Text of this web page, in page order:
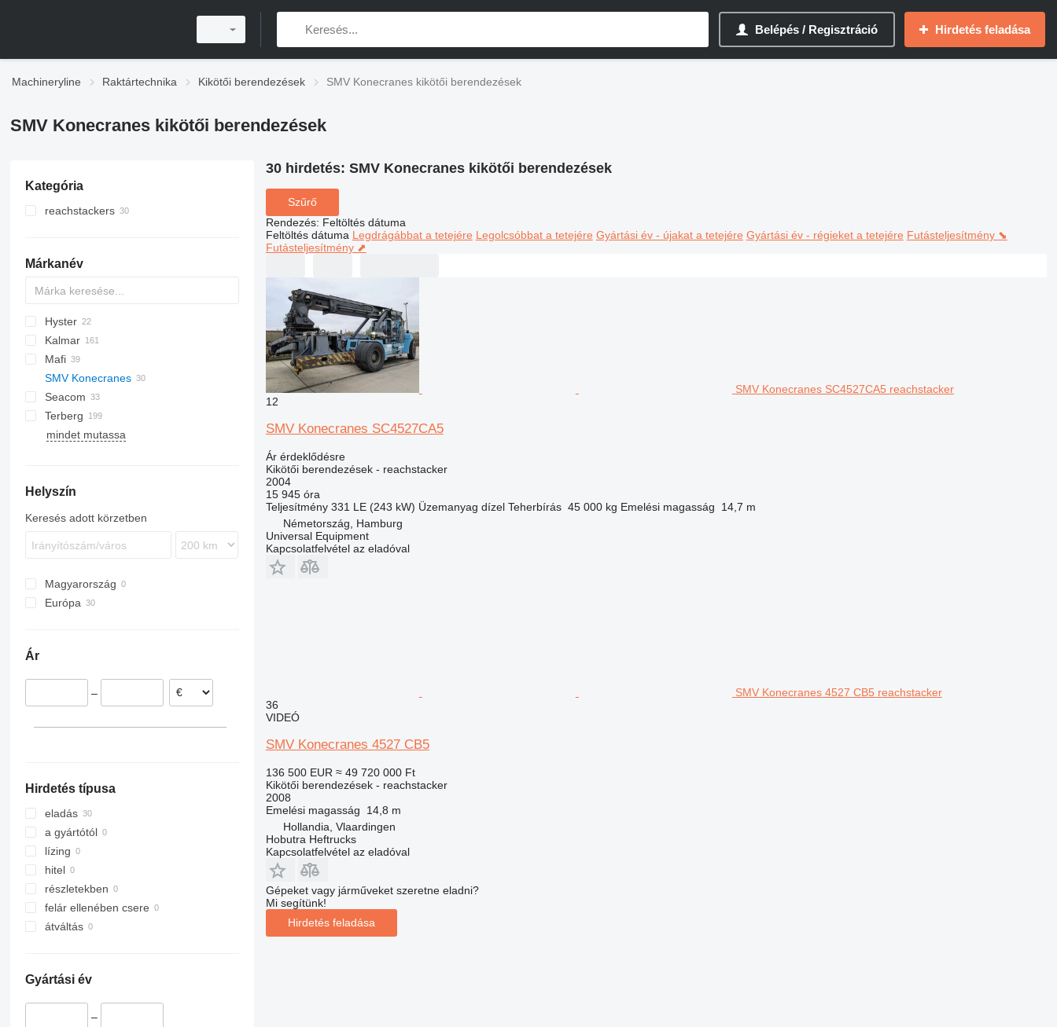
Belépés / Regisztráció Hirdetés feladása
Machineryline Raktártechnika Kikötői berendezések SMV Konecranes kikötői berendezések
SMV Konecranes kikötői berendezések
Kategória
reachstackers
Márkanév
HT
F378
F478
F481
F500
CS
HMK
Hyster
RS
Kalmar
DRD
DRF
DRG
RTD
TR
SMV
Mafi
MT
R-series
T-series
200
ML1812R
RM
SMV Konecranes
4632 TC5
SC
SC4531
SMV
SRSC
Seacom
RT
UT
E-series
TR
FM
Terberg
BC
YT
TFC
mindet mutassa
Helyszín
Keresés adott körzetben
Magyarország
Európa
Németország
Ár
–
Hirdetés típusa
eladás
a gyártótól
lízing
hitel
részletekben
felár ellenében csere
átváltás
Gyártási év
–
30 hirdetés: SMV Konecranes kikötői berendezések
Szűrő
Rendezés: Feltöltés dátuma
Feltöltés dátuma Legdrágábbat a tetejére Legolcsóbbat a tetejére Gyártási év - újakat a tetejére Gyártási év - régieket a tetejére Futásteljesítmény ⬊
Futásteljesítmény ⬈
SMV Konecranes SC4527CA5 reachstacker
12
SMV Konecranes SC4527CA5
Ár érdeklődésre
Kikötői berendezések - reachstacker
2004
15 945 óra
Teljesítmény 331 LE (243 kW) Üzemanyag dízel Teherbírás 45 000 kg Emelési magasság
14,7 m
Németország, Hamburg
Universal Equipment
Kapcsolatfelvétel az eladóval
SMV Konecranes 4527 CB5 reachstacker
36
VIDEÓ
SMV Konecranes 4527 CB5
136 500 EUR ≈ 49 720 000 Ft
Kikötői berendezések - reachstacker
2008
Emelési magasság
14,8 m
Hollandia, Vlaardingen
Hobutra Heftrucks
Kapcsolatfelvétel az eladóval
Gépeket vagy járműveket szeretne eladni?
Mi segítünk!
Hirdetés feladása